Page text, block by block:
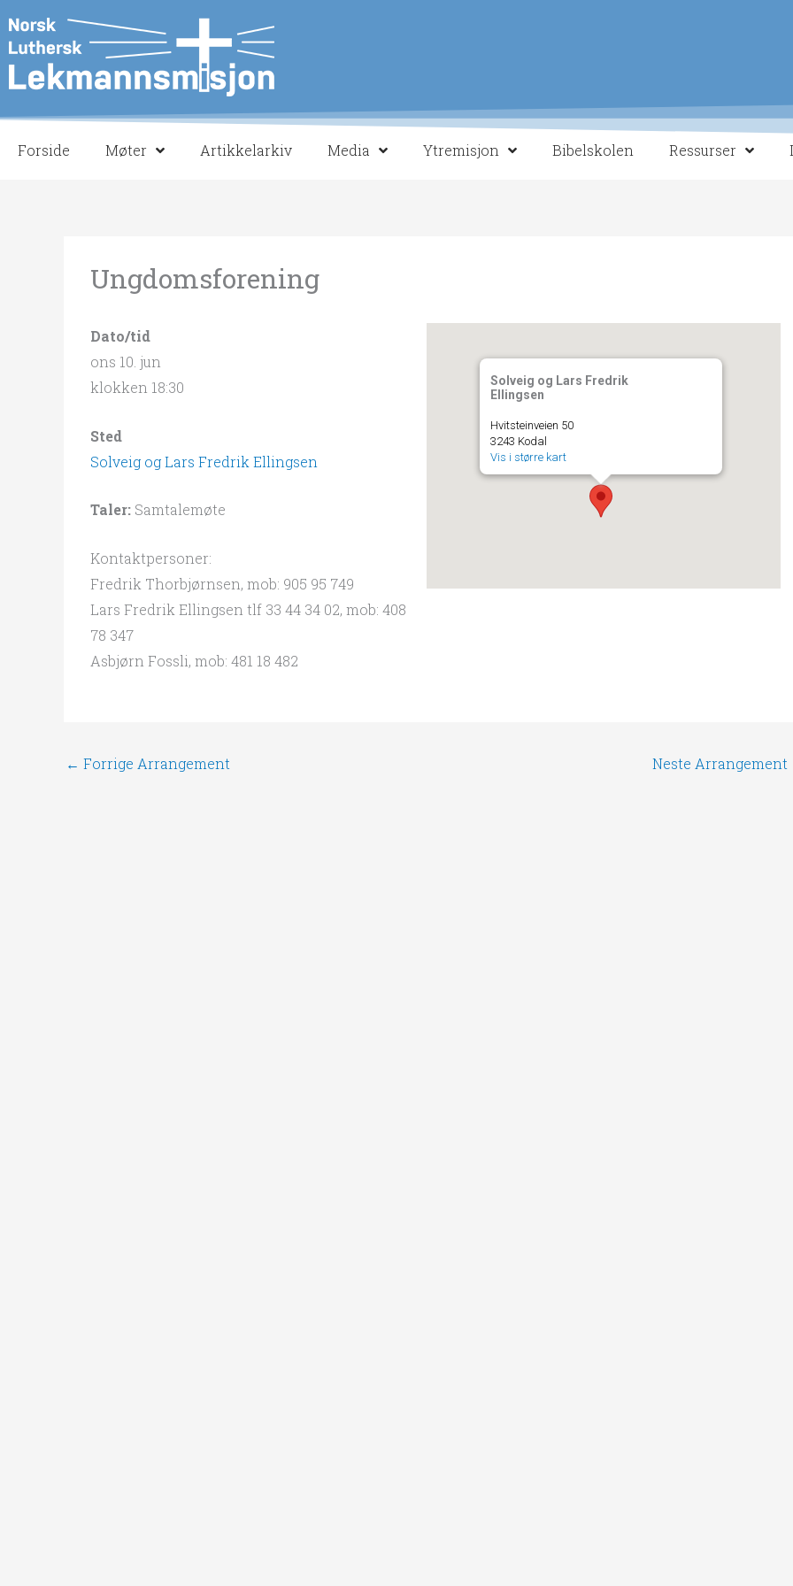
rett
til
innholdet
Forside Møter Artikkelarkiv Media Ytremisjon Bibelskolen Ressurser
Ungdomsforening
Solveig og Lars Fredrik
Ellingsen
Hvitsteinveien 50
3243 Kodal
Vis i større kart
Dato/tid
ons 10. jun
klokken 18:30
Sted
Solveig og Lars Fredrik Ellingsen
Taler: Samtalemøte
Kontaktpersoner:
Fredrik Thorbjørnsen, mob: 905 95 749
Lars Fredrik Ellingsen tlf 33 44 34 02, mob: 408
78 347
Asbjørn Fossli, mob: 481 18 482
← Forrige Arrangement Neste Arrangement